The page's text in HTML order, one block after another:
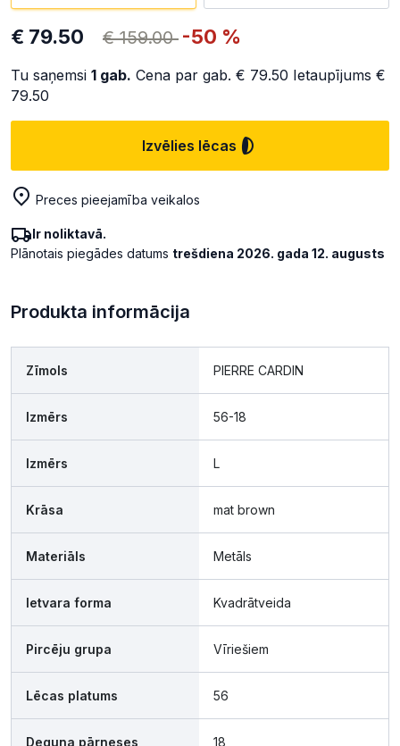
€ 79.50 € 159.00 -50 %
Tu saņemsi 1 gab. Cena par gab. € 79.50 Ietaupījums €
79.50
Izvēlies lēcas
Preces pieejamība veikalos
Ir noliktavā.
Plānotais piegādes datums trešdiena 2026. gada 12. augusts
Produkta informācija
Zīmols PIERRE CARDIN
Izmērs 56-18
Izmērs L
Krāsa mat brown
Materiāls Metāls
Ietvara forma Kvadrātveida
Pircēju grupa Vīriešiem
Lēcas platums 56
Deguna pārneses
18